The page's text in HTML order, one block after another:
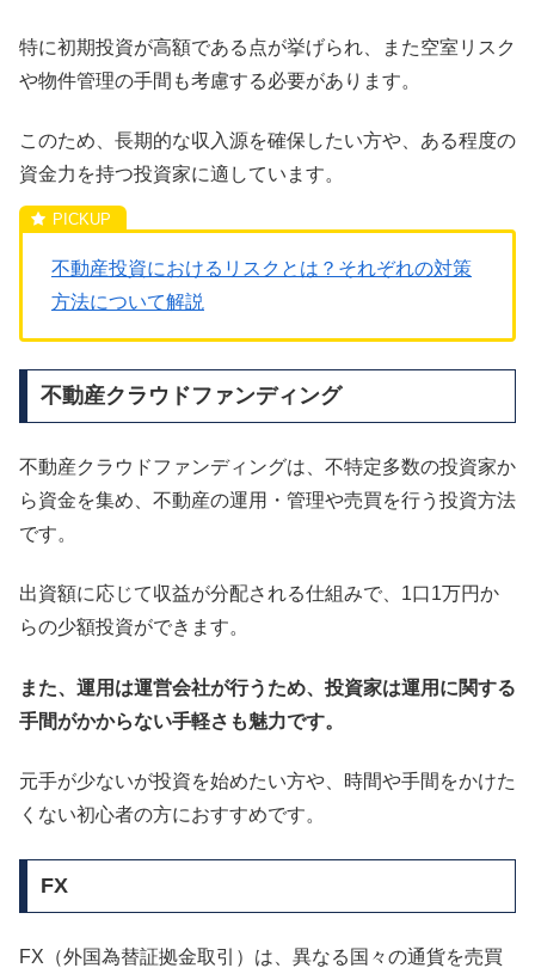
特に初期投資が高額である点が挙げられ、また空室リスク
や物件管理の手間も考慮する必要があります。
このため、長期的な収入源を確保したい方や、ある程度の
資金力を持つ投資家に適しています。
不動産投資におけるリスクとは？それぞれの対策
方法について解説
不動産クラウドファンディング
不動産クラウドファンディングは、不特定多数の投資家か
ら資金を集め、不動産の運用・管理や売買を行う投資方法
です。
出資額に応じて収益が分配される仕組みで、1口1万円か
らの少額投資ができます。
また、運用は運営会社が行うため、投資家は運用に関する
手間がかからない手軽さも魅力です。
元手が少ないが投資を始めたい方や、時間や手間をかけた
くない初心者の方におすすめです。
FX
FX（外国為替証拠金取引）は、異なる国々の通貨を売買